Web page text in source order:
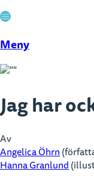
Meny
Jag har
Av
Angelica Öhrn
Hanna Granlund